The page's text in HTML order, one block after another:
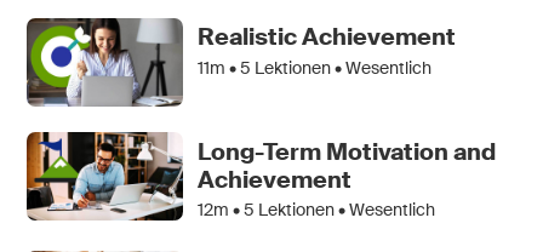
Realistic Achievement
11m •5 Lektionen • Wesentlich
Long-Term Motivation and
Achievement
12m •5 Lektionen • Wesentlich